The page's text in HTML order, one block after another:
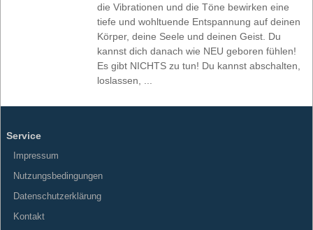
die Vibrationen und die Töne bewirken eine
tiefe und wohltuende Entspannung auf deinen
Körper, deine Seele und deinen Geist. Du
kannst dich danach wie NEU geboren fühlen!
Es gibt NICHTS zu tun! Du kannst abschalten,
loslassen, ...
Service
Impressum
Nutzungsbedingungen
Datenschutzerklärung
Kontakt